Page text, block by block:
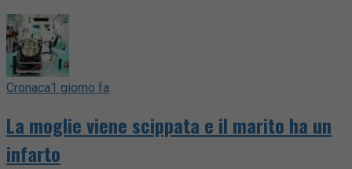
Cronaca1 giorno fa
La moglie viene scippata e il marito ha un
infarto